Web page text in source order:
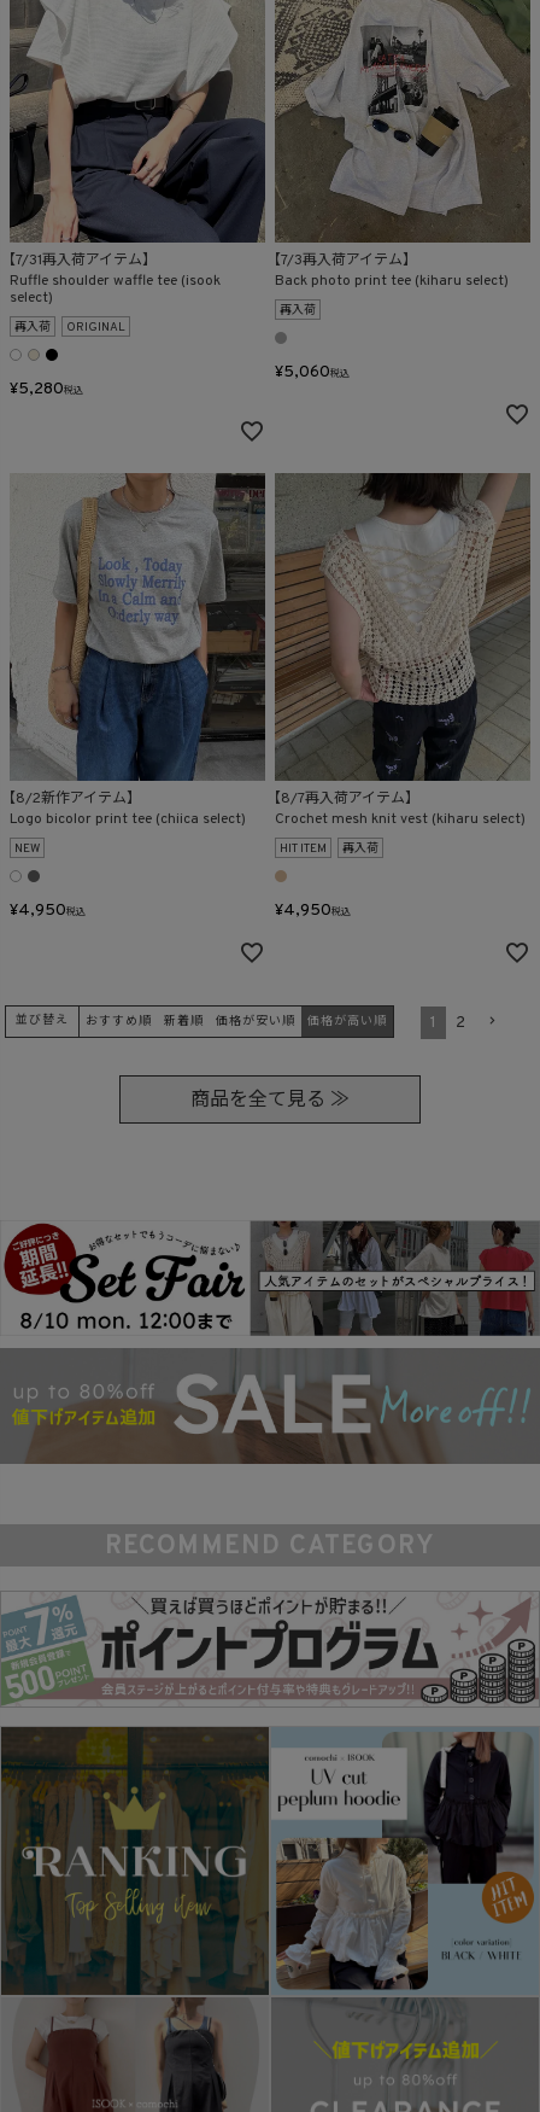
【7/31再入荷アイテム】
Ruffle shoulder waffle tee (isook
select)
再入荷 ORIGINAL
¥5,280税込
【7/3再入荷アイテム】
Back photo print tee (kiharu select)
再入荷
¥5,060税込
【8/2新作アイテム】
Logo bicolor print tee (chiica select)
NEW
¥4,950税込
【8/7再入荷アイテム】
Crochet mesh knit vest (kiharu select)
HIT ITEM 再入荷
¥4,950税込
並び替え おすすめ順 新着順 価格が安い順 価格が高い順 1 2
商品を全て見る ≫
RECOMMEND CATEGORY